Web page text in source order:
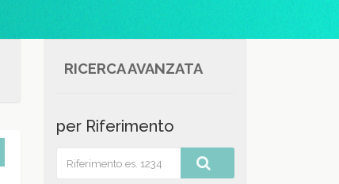
RICERCA AVANZATA
per Riferimento